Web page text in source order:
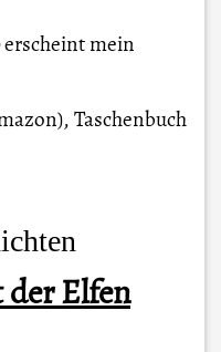
erscheint mein
Taschenbuch
Elfen